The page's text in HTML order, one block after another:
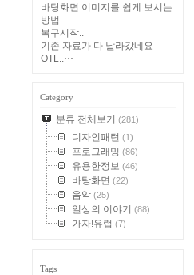
바탕화면 이미지를 쉽게 보시는
방법
복구시작..
기존 자료가 다 날라갔네요
OTL..⋯
Category
분류 전체보기 (281)
디자인패턴 (1)
프로그래밍 (86)
유용한정보 (46)
바탕화면 (22)
음악 (25)
일상의 이야기 (88)
가자!유럽 (7)
Tags